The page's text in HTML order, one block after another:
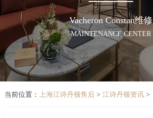
Vacheron Constan维修
MAINTENANCE CENTER
当前位置： 上海江诗丹顿售后> 江诗丹顿资讯>